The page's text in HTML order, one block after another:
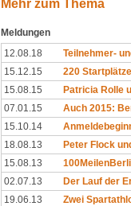
Mehr zum Thema
Meldungen
12.08.18
Teilnehmer-
15.12.15
220
15.08.15
Patricia Rolle
07.01.15
Auch 2015:
15.10.14
18.08.13
Peter Flock
15.08.13
02.07.13
Der Lauf der
19.06.13
Zwei